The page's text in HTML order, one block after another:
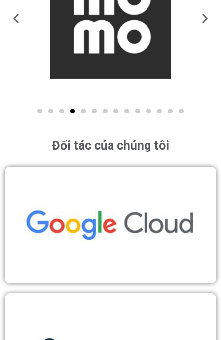
Đối tác của chúng tôi